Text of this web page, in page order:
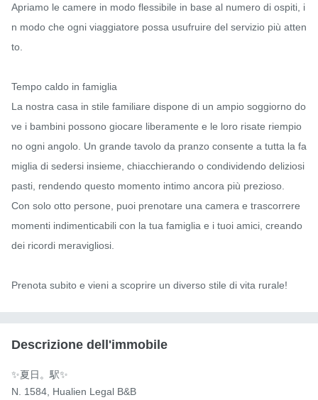
Apriamo le camere in modo flessibile in base al numero di ospiti, i
n modo che ogni viaggiatore possa usufruire del servizio più atten
to.
Tempo caldo in famiglia
La nostra casa in stile familiare dispone di un ampio soggiorno do
ve i bambini possono giocare liberamente e le loro risate riempio
no ogni angolo. Un grande tavolo da pranzo consente a tutta la fa
miglia di sedersi insieme, chiacchierando o condividendo deliziosi
pasti, rendendo questo momento intimo ancora più prezioso.
Con solo otto persone, puoi prenotare una camera e trascorrere
momenti indimenticabili con la tua famiglia e i tuoi amici, creando
dei ricordi meravigliosi.
Prenota subito e vieni a scoprire un diverso stile di vita rurale!
Descrizione dell'immobile
✨夏日。駅✨
N. 1584, Hualien Legal B&B